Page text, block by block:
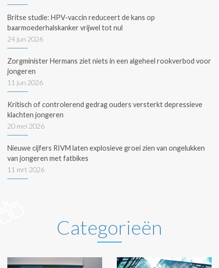
Britse studie: HPV-vaccin reduceert de kans op
baarmoederhalskanker vrijwel tot nul
24 jun 2026
Zorgminister Hermans ziet niets in een algeheel rookverbod voor
jongeren
11 jun 2026
Kritisch of controlerend gedrag ouders versterkt depressieve
klachten jongeren
20 mei 2026
Nieuwe cijfers RIVM laten explosieve groei zien van ongelukken
van jongeren met fatbikes
11 mrt 2026
Categorieën